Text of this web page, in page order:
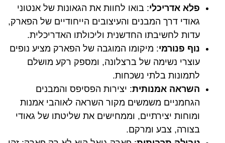
פלא אדריכלי: בואו לחוות את הגאונות של אנטוני
גאודי דרך המבנים והעיצובים הייחודיים של הפארק,
עדות לחשיבתו החדשנית וליכולתו האדריכלית.
נוף פנורמי: מיקומו המוגבה של הפארק מציע נופים
עוצרי נשימה של ברצלונה, ומספק רקע מושלם
לתמונות בלתי נשכחות.
השראה אמנותית: יצירות הפסיפס והמבנים
הגחמניים משמשים מקור השראה לאוהבי אמנות
ומוחות יצירתיים, וממחישים את שליטתו של גאודי
בצורה, צבע ומרקם.